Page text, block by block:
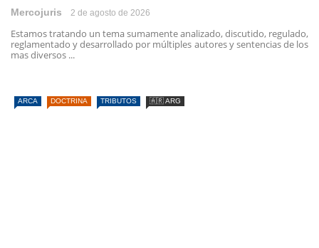
Mercojuris 2 de agosto de 2026
Estamos tratando un tema sumamente analizado, discutido, regulado,
reglamentado y desarrollado por múltiples autores y sentencias de los
mas diversos ...
ARCA DOCTRINA TRIBUTOS 🇦🇷 ARG